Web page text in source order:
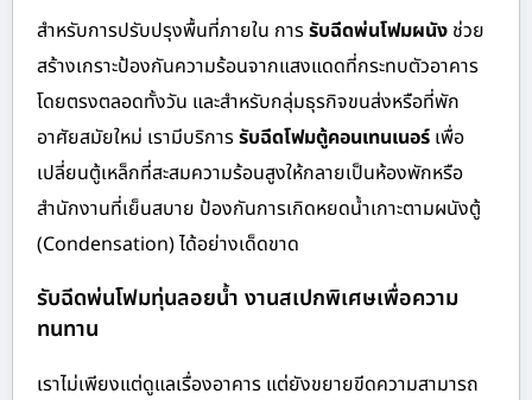
สำหรับการปรับปรุงพื้นที่ภายใน การรับฉีดพ่นโฟมผนัง ช่วย
สร้างเกราะป้องกันความร้อนจากแสงแดดที่กระทบตัวอาคาร
โดยตรงตลอดทั้งวัน และสำหรับกลุ่มธุรกิจขนส่งหรือที่พัก
อาศัยสมัยใหม่ เรามีบริการรับฉีดโฟมตู้คอนเทนเนอร์ เพื่อ
เปลี่ยนตู้เหล็กที่สะสมความร้อนสูงให้กลายเป็นห้องพักหรือ
สำนักงานที่เย็นสบาย ป้องกันการเกิดหยดน้ำเกาะตามผนังตู้
(Condensation) ได้อย่างเด็ดขาด
รับฉีดพ่นโฟมทุ่นลอยน้ำ งานสเปกพิเศษเพื่อความ
ทนทาน
เราไม่เพียงแต่ดูแลเรื่องอาคาร แต่ยังขยายขีดความสามารถ